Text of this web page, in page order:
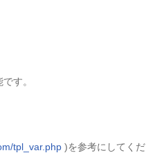
す。
tpl_var.php )を参考にしてくだ